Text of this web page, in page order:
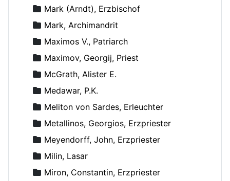
Mark (Arndt), Erzbischof
Mark, Archimandrit
Maximos V., Patriarch
Maximov, Georgij, Priest
McGrath, Alister E.
Medawar, P.K.
Meliton von Sardes, Erleuchter
Metallinos, Georgios, Erzpriester
Meyendorff, John, Erzpriester
Milin, Lasar
Miron, Constantin, Erzpriester